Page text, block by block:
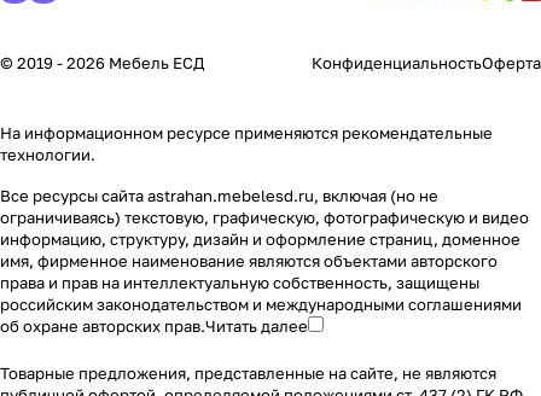
© 2019 - 2026 Мебель ЕСД КонфиденциальностьОферта
На информационном ресурсе применяются рекомендательные
технологии.
Все ресурсы сайта astrahan.mebelesd.ru, включая (но не
ограничиваясь) текстовую, графическую, фотографическую и видео
информацию, структуру, дизайн и оформление страниц, доменное
имя, фирменное наименование являются объектами авторского
права и прав на интеллектуальную собственность, защищены
российским законодательством и международными соглашениями
об охране авторских прав.Читать далее
Товарные предложения, представленные на сайте, не являются